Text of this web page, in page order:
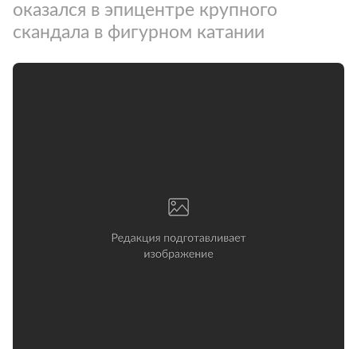
оказался в эпицентре крупного
скандала в фигурном катании